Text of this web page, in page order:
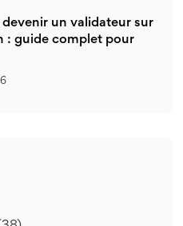
un validateur sur
: guide complet pour